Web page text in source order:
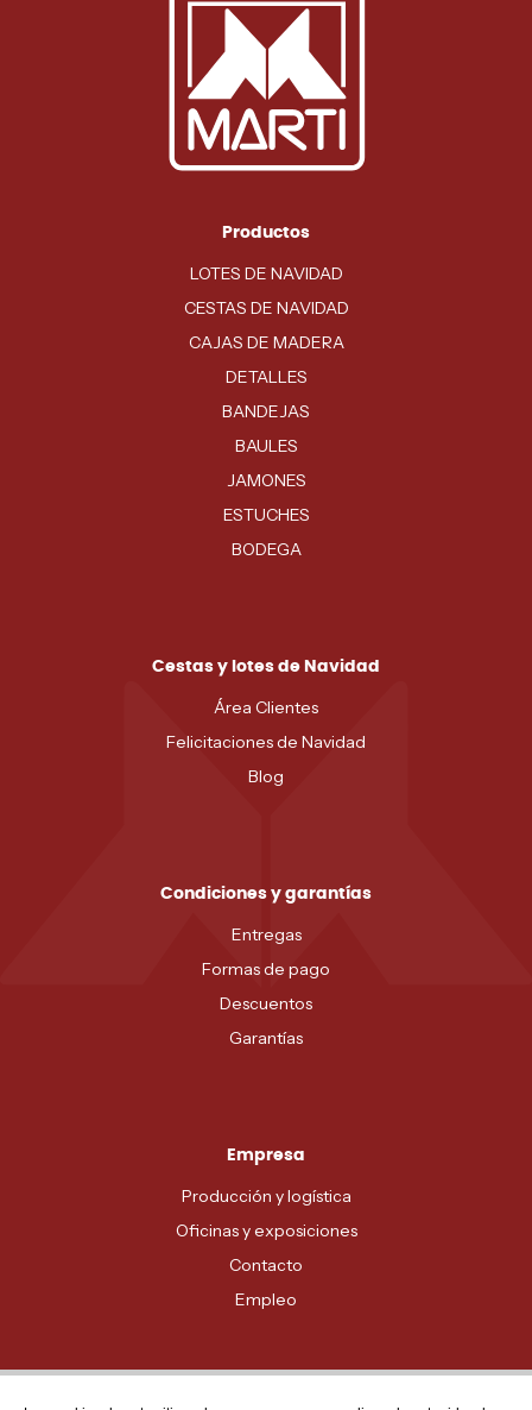
Productos
LOTES DE NAVIDAD
CESTAS DE NAVIDAD
CAJAS DE MADERA
DETALLES
BANDEJAS
BAULES
JAMONES
ESTUCHES
BODEGA
Cestas y lotes de Navidad
Área Clientes
Felicitaciones de Navidad
Blog
Condiciones y garantías
Entregas
Formas de pago
Descuentos
Garantías
Empresa
Producción y logística
Oficinas y exposiciones
Contacto
Empleo